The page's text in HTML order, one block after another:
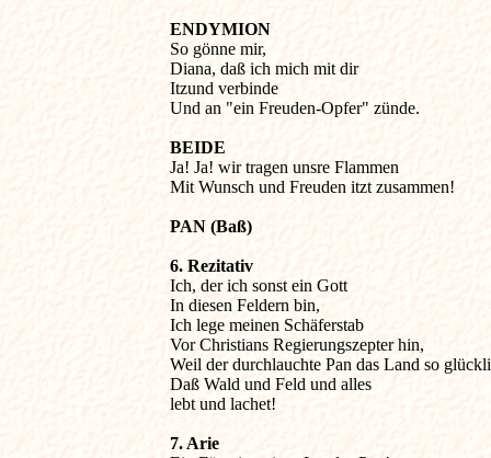
ENDYMION
So gönne mir,
Diana, daß ich mich mit dir
Itzund verbinde
Und an "ein Freuden-Opfer" zünde.
BEIDE
Ja! Ja! wir tragen unsre Flammen
Mit Wunsch und Freuden itzt zusammen!
PAN (Baß)
6. Rezitativ
Ich, der ich sonst ein Gott
In diesen Feldern bin,
Ich lege meinen Schäferstab
Vor Christians Regierungszepter hin,
Weil der durchlauchte Pan das Land so
Daß Wald und Feld und alles
lebt und lachet!
7. Arie